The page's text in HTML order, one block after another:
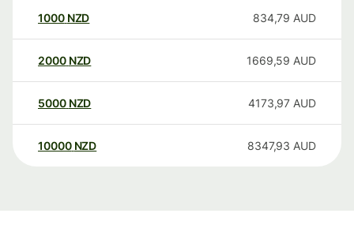
1000 NZD 834,79 AUD
2000 NZD 1669,59 AUD
5000 NZD 4173,97 AUD
10000 NZD 8347,93 AUD